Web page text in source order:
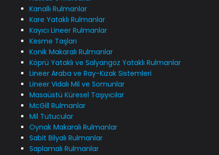
Kanallı Rulmanlar
Kare Yataklı Rulmanlar
Kayıcı Lineer Rulmanlar
Kesme Taşları
Konik Makaralı Rulmanlar
Köprü Yataklı ve Salyangoz Yataklı Rulmanlar
Lineer Araba ve Ray-Kızak Sistemleri
Lineer Vidalı Mil ve Somunlar
Masaüstü Küresel Taşıyıcılar
McGill Rulmanlar
Mil Tutucular
Oynak Makaralı Rulmanlar
Sabit Bilyalı Rulmanlar
Saplamalı Rulmanlar